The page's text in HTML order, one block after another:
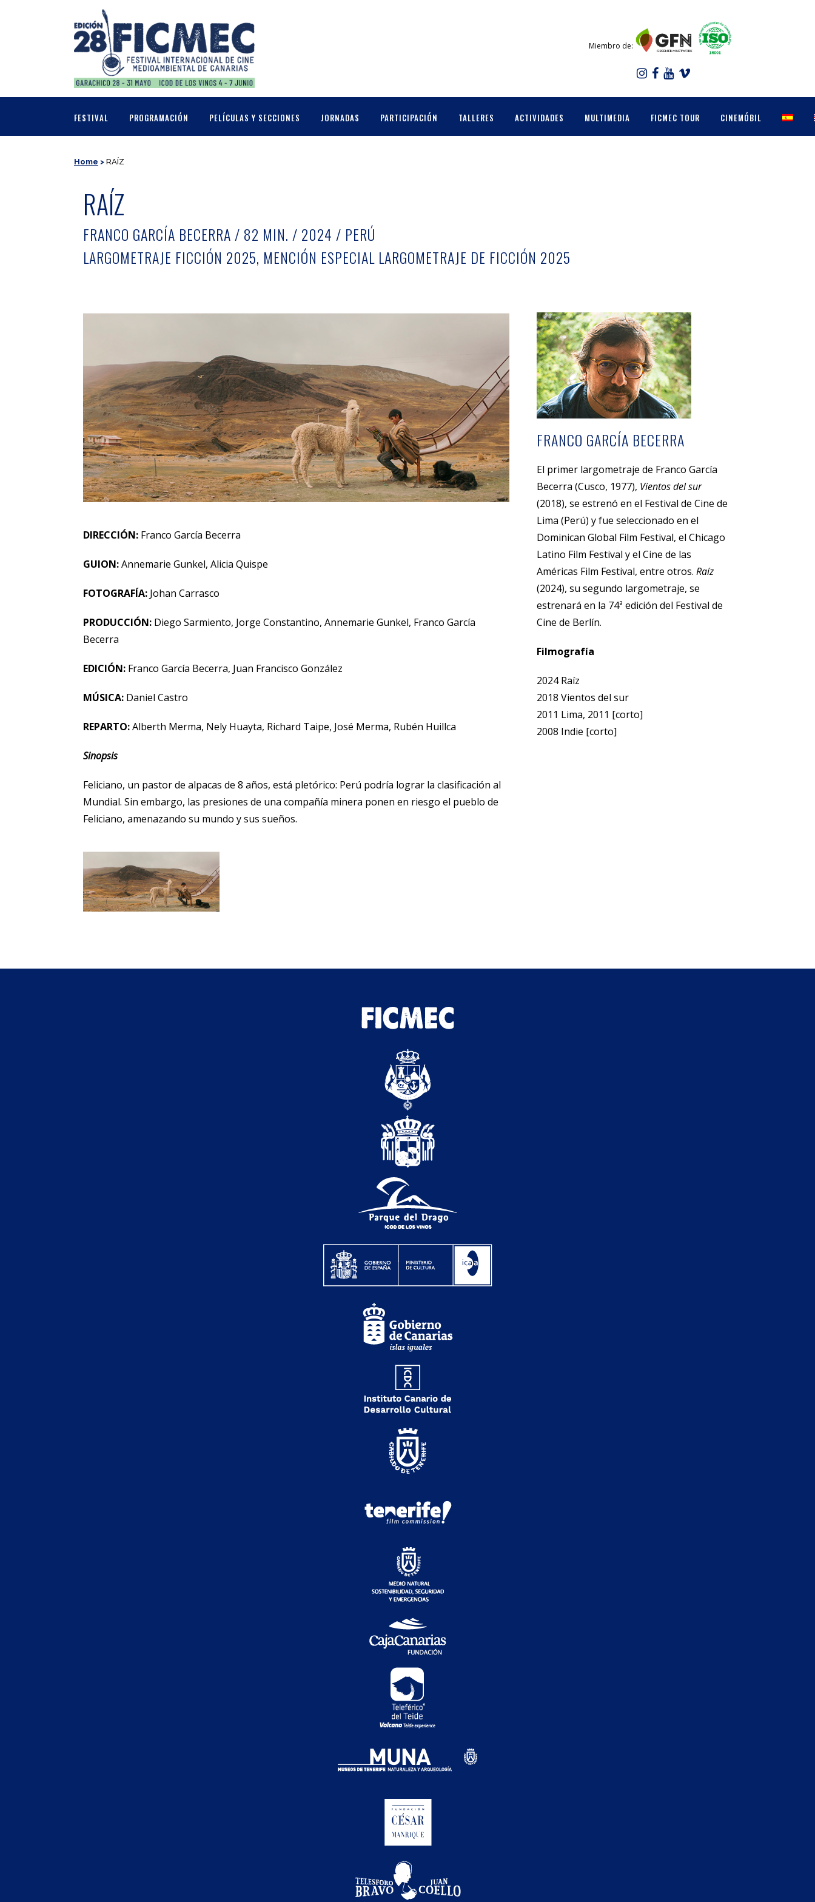
Miembro de:
FESTIVAL PROGRAMACIÓN PELÍCULAS Y SECCIONES JORNADAS PARTICIPACIÓN TALLERES ACTIVIDADES MULTIMEDIA FICMEC TOUR CINEMÓBIL
Home > RAÍZ
RAÍZ
FRANCO GARCÍA BECERRA / 82 MIN. / 2024 / PERÚ
LARGOMETRAJE FICCIÓN 2025, MENCIÓN ESPECIAL LARGOMETRAJE DE FICCIÓN 2025
DIRECCIÓN: Franco García Becerra
GUION:Annemarie Gunkel, Alicia Quispe
FOTOGRAFÍA: Johan Carrasco
PRODUCCIÓN: Diego Sarmiento, Jorge Constantino, Annemarie Gunkel, Franco García
Becerra
EDICIÓN: Franco García Becerra, Juan Francisco González
MÚSICA: Daniel Castro
REPARTO:Alberth Merma, Nely Huayta, Richard Taipe, José Merma, Rubén Huillca
Sinopsis
Feliciano, un pastor de alpacas de 8 años, está pletórico: Perú podría lograr la clasificación al
Mundial. Sin embargo, las presiones de una compañía minera ponen en riesgo el pueblo de
Feliciano, amenazando su mundo y sus sueños.
FRANCO GARCÍA BECERRA
El primer largometraje de Franco García
Becerra (Cusco, 1977), Vientos del sur
(2018), se estrenó en el Festival de Cine de
Lima (Perú) y fue seleccionado en el
Dominican Global Film Festival, el Chicago
Latino Film Festival y el Cine de las
Américas Film Festival, entre otros.Raíz
(2024), su segundo largometraje, se
estrenará en la 74ª edición del Festival de
Cine de Berlín.
Filmografía
2024 Raíz
2018 Vientos del sur
2011 Lima, 2011 [corto]
2008 Indie [corto]